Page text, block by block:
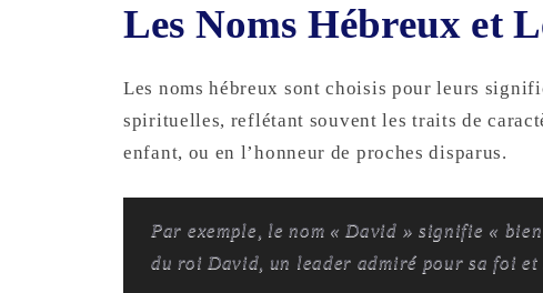
Les Noms Hébreux et
Les noms hébreux sont choisis pour leurs
spirituelles, reflétant souvent les traits de
enfant, ou en l’honneur de proches disparus.
Par exemple, le nom « David » signifie «
du roi David, un leader admiré pour sa foi et